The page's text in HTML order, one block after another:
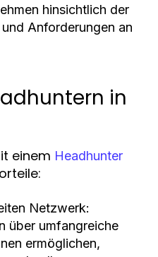
hinsichtlich der
Anforderungen an
in
einem Headhunter
Netzwerk:
über umfangreiche
ermöglichen,